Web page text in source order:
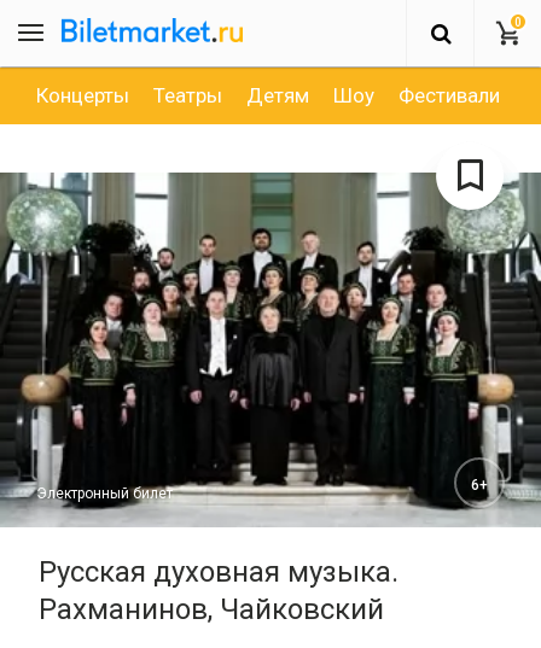
0
Концерты Театры Детям Шоу Фестивали
Русская духовная музыка.
Рахманинов, Чайковский
Электронный билет 6+